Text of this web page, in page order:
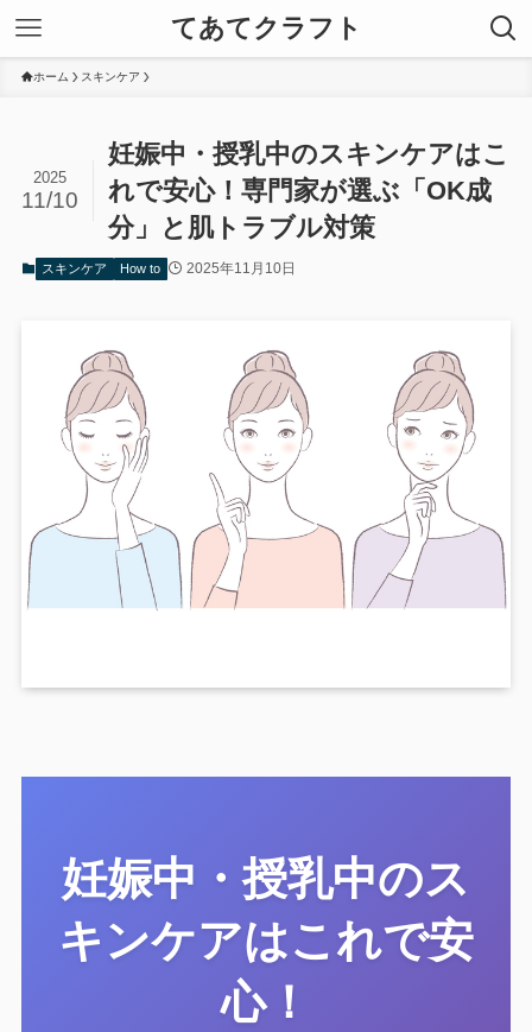
てあてクラフト
ホーム スキンケア
妊娠中・授乳中のスキンケアはこ
れで安心！専門家が選ぶ「OK成
分」と肌トラブル対策
2025
11/10
スキンケア How to 2025年11月10日
妊娠中・授乳中のス
キンケアはこれで安
心！